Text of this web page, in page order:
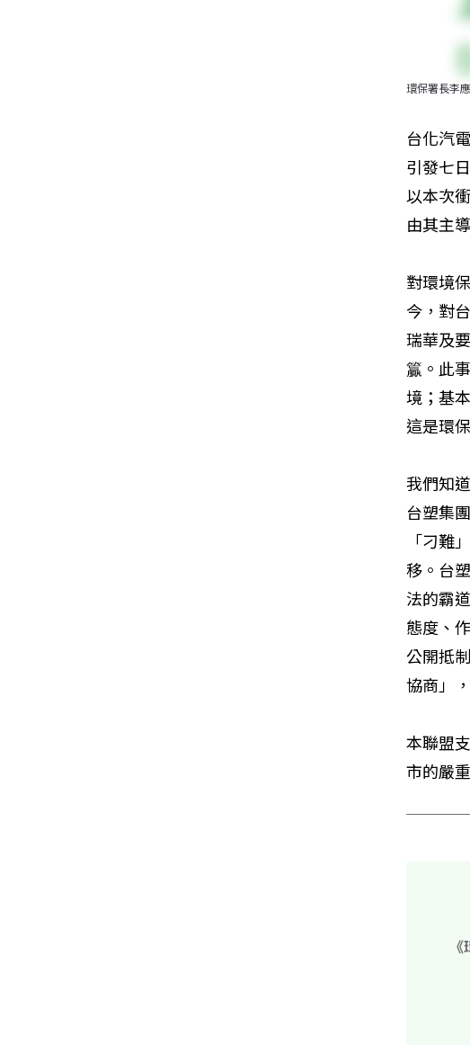
環保署長李
台化汽
引發七
以本次
由其主
對環境
今，對
瑞華及
籯。此
境；基
這是環
我們知
台塑集
「刁難
移。台
法的霸
態度、
公開抵
協商」
本聯盟
市的嚴